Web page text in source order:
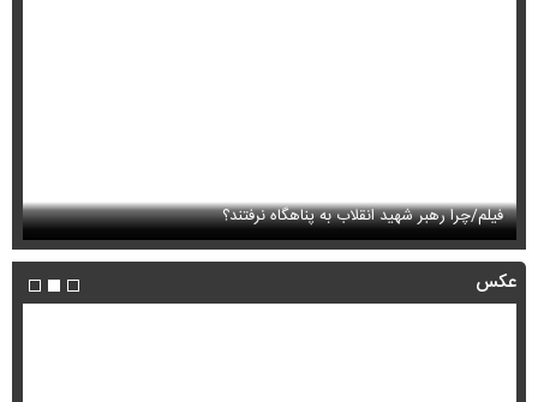
فیلم/چرا رهبر شهید انقلاب به پناهگاه نرفتند؟
عکس